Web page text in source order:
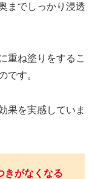
までしっかり浸透
重ね塗りをするこ
です。
果を実感していま
きがなくなる